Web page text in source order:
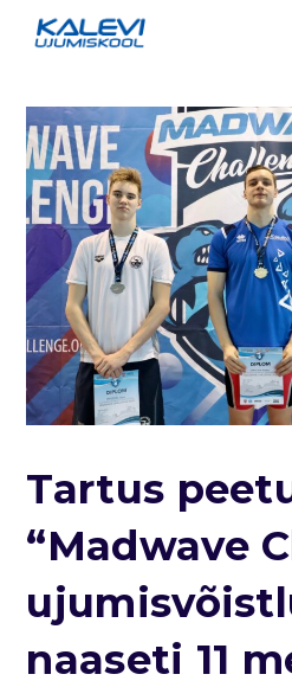
Tartus
“Madwave
naaseti 11